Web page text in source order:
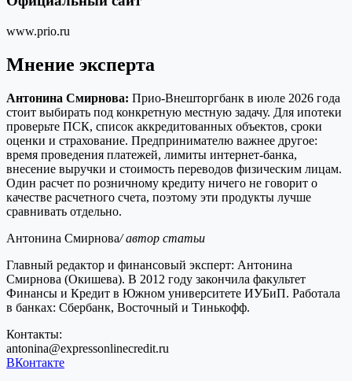
www.prio.ru
Мнение эксперта
Антонина Смирнова: Прио-Внешторгбанк в июле 2026 года
стоит выбирать под конкретную местную задачу. Для ипотеки
проверьте ПСК, список аккредитованных объектов, сроки
оценки и страхование. Предпринимателю важнее другое:
время проведения платежей, лимиты интернет-банка,
внесение выручки и стоимость переводов физическим лицам.
Один расчет по розничному кредиту ничего не говорит о
качестве расчетного счета, поэтому эти продукты лучше
сравнивать отдельно.
Антонина Смирнова/ автор статьи
Главный редактор и финансовый эксперт: Антонина
Смирнова (Окишева). В 2012 году закончила факультет
Финансы и Кредит в Южном университете ИУБиП. Работала
в банках: Сбербанк, Восточный и Тинькофф.
Контакты:
antonina@expressonlinecredit.ru
ВКонтакте